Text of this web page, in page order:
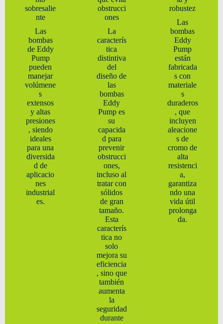
sobresalie
nte
Las
bombas
de Eddy
Pump
pueden
manejar
volúmene
s
extensos
y altas
presiones
, siendo
ideales
para una
diversida
d de
aplicacio
nes
industrial
es.
obstrucci
ones
La
caracterís
tica
distintiva
del
diseño de
las
bombas
Eddy
Pump es
su
capacida
d para
prevenir
obstrucci
ones,
incluso al
tratar con
sólidos
de gran
tamaño.
Esta
caracterís
tica no
solo
mejora su
eficiencia
, sino que
también
aumenta
la
seguridad
durante
robustez
Las
bombas
Eddy
Pump
están
fabricada
s con
materiale
s
duraderos
, que
incluyen
aleacione
s de
cromo de
alta
resistenci
a,
garantiza
ndo una
vida útil
prolonga
da.